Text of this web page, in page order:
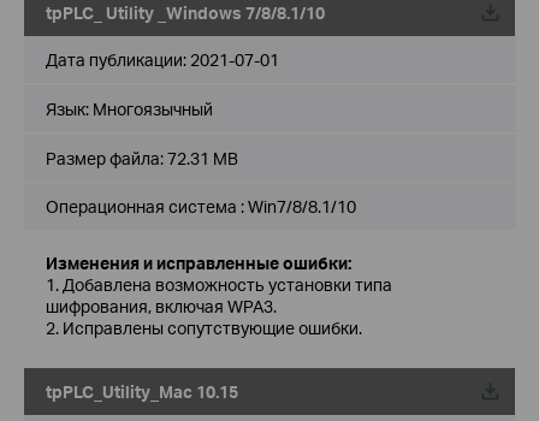
tpPLC_ Utility _Windows 7/8/8.1/10
Дата публикации: 2021-07-01
Язык: Многоязычный
Размер файла:72.31 MB
Операционная система : Win7/8/8.1/10
Изменения и исправленные ошибки:
1. Добавлена возможность установки типа
шифрования, включая WPA3.
2. Исправлены сопутствующие ошибки.
tpPLC_Utility_Mac 10.15